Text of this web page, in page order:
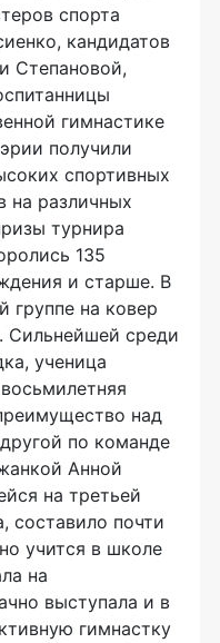
спорта
кандидатов
Степановой,
гимнастике
получили
спортивных
на различных
турнира
135
и старше. В
группе на ковер
Сильнейшей среди
ученица
над
по команде
Анной
на третьей
составило почти
учится в школе
на
выступала и в
гимнастку